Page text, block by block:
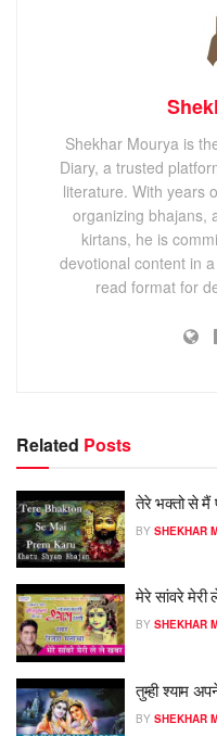
Shekhar Mourya is
Diary, a trusted
literature. With years
organizing bhajans,
kirtans, he is
devotional content in
read format for
Related Posts
तेरे भक्तो से मैं
BY SHEKHAR
मेरे सांवरे
BY SHEKHAR
तुम्ही श्याम
BY SHEKHAR